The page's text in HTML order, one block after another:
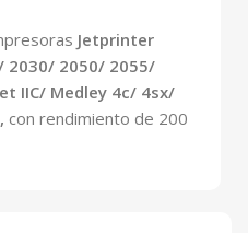
Jetprinter
2030/ 2050/ 2055/
IIC/ Medley 4c/ 4sx/
, con rendimiento de 200